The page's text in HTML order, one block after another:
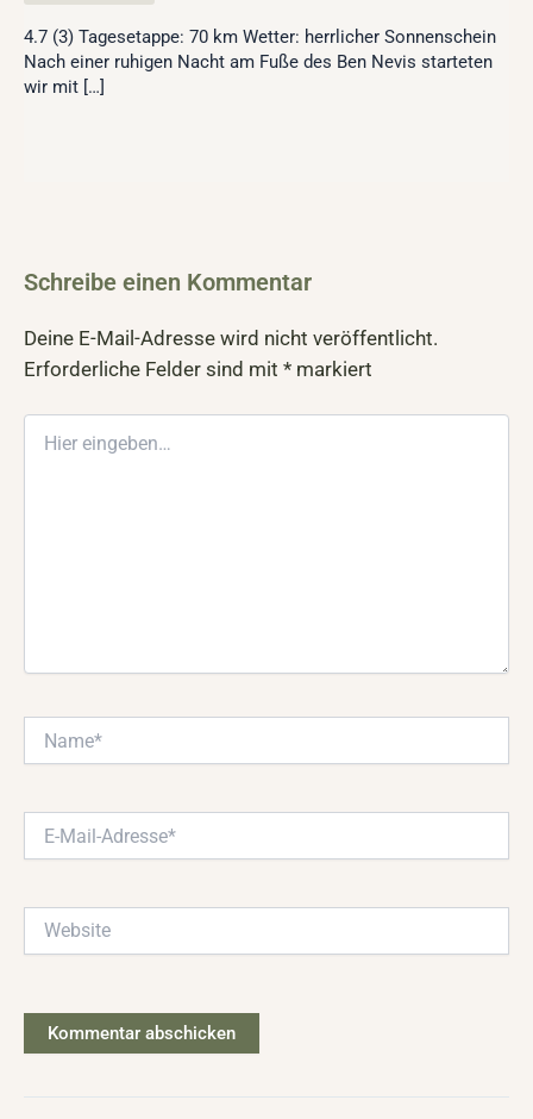
4.7 (3) Tagesetappe: 70 km Wetter: herrlicher Sonnenschein
Nach einer ruhigen Nacht am Fuße des Ben Nevis starteten
wir mit […]
Schreibe einen Kommentar
Deine E-Mail-Adresse wird nicht veröffentlicht.
Erforderliche Felder sind mit * markiert
eingeben…
Mail-